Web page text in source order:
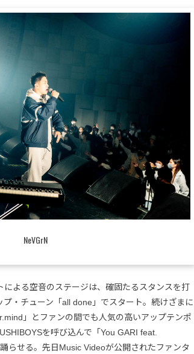
NeVGrN
による空音のステージは、確固たるスタンスを打
・チューン「all done」でスタート。続けざまに
」とファンの間でも人気の高いアップテンポ
を呼び込んで「You GARI feat.
らせる。先日Music Videoが公開されたファンタ